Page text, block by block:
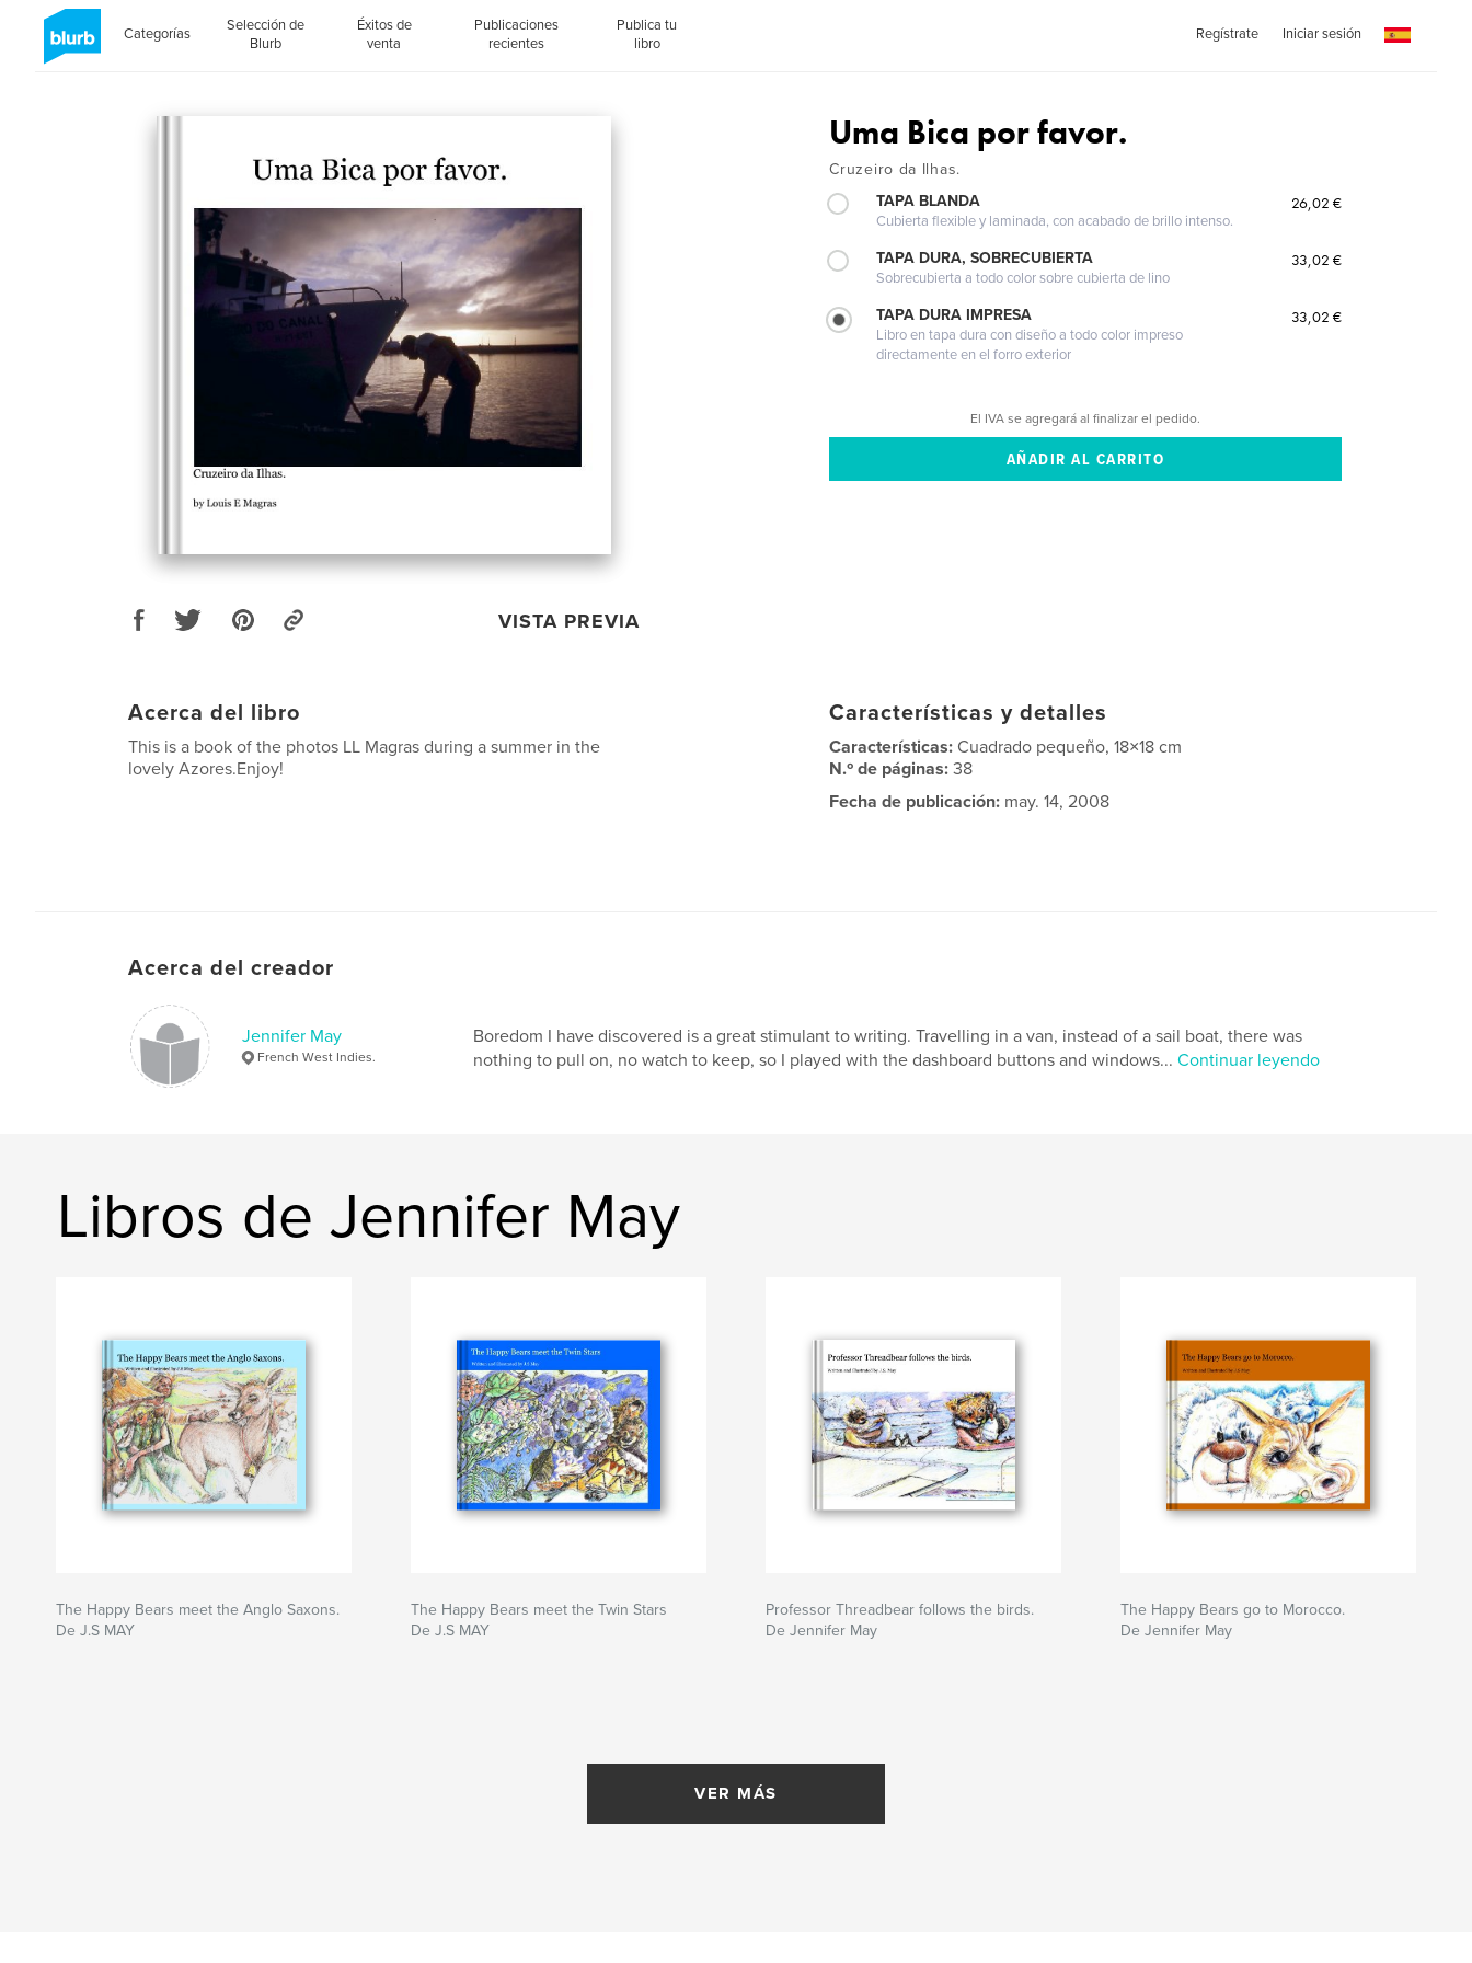
Categorías
Selección de
Blurb
Éxitos de
venta
Publicaciones
recientes
Publica tu
libro
Regístrate Iniciar sesión
VISTA PREVIA
Uma Bica por favor.
Cruzeiro da Ilhas.
TAPA BLANDA
Cubierta flexible y laminada, con acabado de brillo intenso.
26,02 €
TAPA DURA, SOBRECUBIERTA
Sobrecubierta a todo color sobre cubierta de lino
33,02 €
TAPA DURA IMPRESA
Libro en tapa dura con diseño a todo color impreso
directamente en el forro exterior
33,02 €
El IVA se agregará al finalizar el pedido.
Acerca del libro
This is a book of the photos LL Magras during a summer in the
lovely Azores.Enjoy!
Características y detalles
Características:Cuadrado pequeño, 18×18 cm
N.º de páginas:38
Fecha de publicación: may. 14, 2008
Acerca del creador
Jennifer May
French West Indies.
Boredom I have discovered is a great stimulant to writing. Travelling in a van, instead of a sail boat, there was
nothing to pull on, no watch to keep, so I played with the dashboard buttons and windows... Continuar leyendo
Libros de Jennifer May
The Happy Bears meet the Anglo Saxons.
De J.S MAY
The Happy Bears meet the Twin Stars
De J.S MAY
Professor Threadbear follows the birds.
De Jennifer May
The Happy Bears go to Morocco.
De Jennifer May
VER MÁS